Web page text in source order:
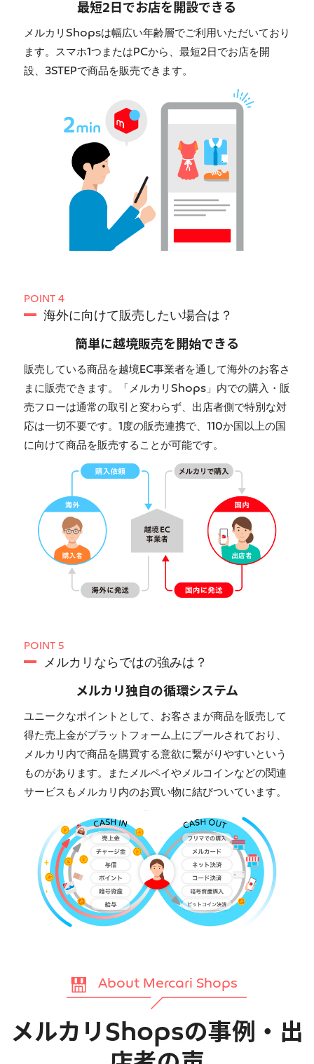
最短2日でお店を開設できる
メルカリShopsは幅広い年齢層でご利用いただいており
ます。スマホ1つまたはPCから、最短2日でお店を開
設、3STEPで商品を販売できます。
POINT 4
海外に向けて販売したい場合は？
簡単に越境販売を開始できる
販売している商品を越境EC事業者を通して海外のお客さ
まに販売できます。「メルカリShops」内での購入・販
売フローは通常の取引と変わらず、出店者側で特別な対
応は一切不要です。1度の販売連携で、110か国以上の国
に向けて商品を販売することが可能です。
POINT 5
メルカリならではの強みは？
メルカリ独自の循環システム
ユニークなポイントとして、お客さまが商品を販売して
得た売上金がプラットフォーム上にプールされており、
メルカリ内で商品を購買する意欲に繋がりやすいという
ものがあります。またメルペイやメルコインなどの関連
サービスもメルカリ内のお買い物に結びついています。
About Mercari Shops
メルカリShopsの事例・出